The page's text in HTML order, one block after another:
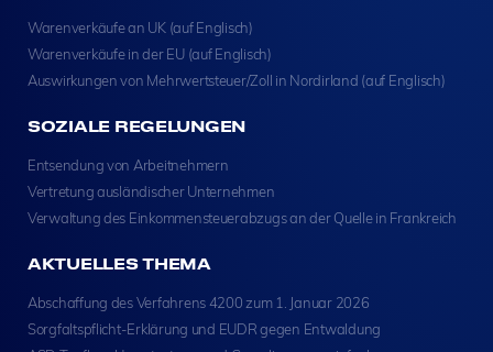
Warenverkäufe an UK (auf Englisch)
Warenverkäufe in der EU (auf Englisch)
Auswirkungen von Mehrwertsteuer/Zoll in Nordirland (auf Englisch)
SOZIALE REGELUNGEN
Entsendung von Arbeitnehmern
Vertretung ausländischer Unternehmen
Verwaltung des Einkommensteuerabzugs an der Quelle in Frankreich
AKTUELLES THEMA
Abschaffung des Verfahrens 4200 zum 1. Januar 2026
Sorgfaltspflicht-Erklärung und EUDR gegen Entwaldung